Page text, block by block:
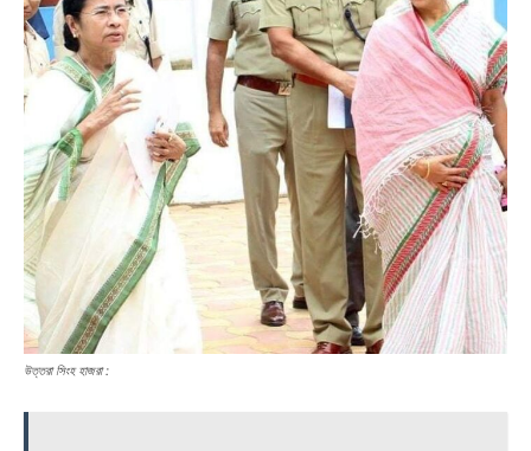
উত্তরা সিংহ হাজরা :